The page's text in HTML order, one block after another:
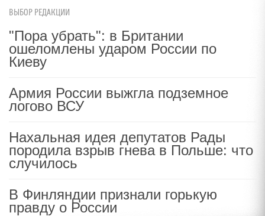
ВЫБОР РЕДАКЦИИ
"Пора убрать": в Британии
ошеломлены ударом России по
Киеву
Армия России выжгла подземное
логово ВСУ
Нахальная идея депутатов Рады
породила взрыв гнева в Польше: что
случилось
В Финляндии признали горькую
правду о России